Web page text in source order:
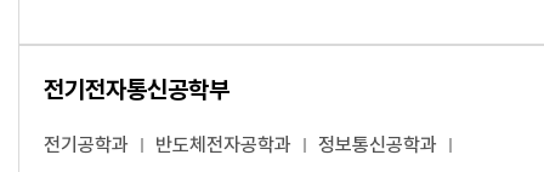
전기전자통신공학부
전기공학과 반도체전자공학과
정보통신공학과